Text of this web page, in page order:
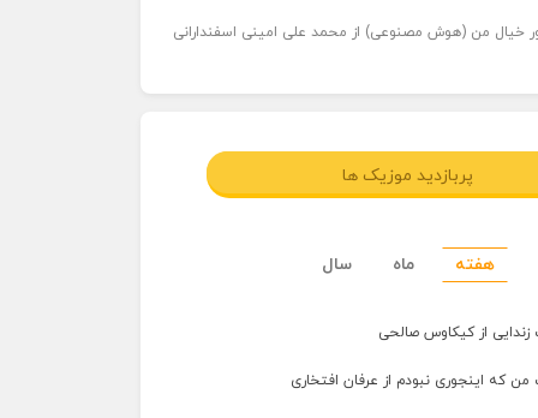
خیال من (هوش مصنوعی) از محمد علی امینی اسفندارانی
پربازدید موزیک ها
هفته ماه سال
زندایی از کیکاوس صالحی
من که اینجوری نبودم از عرفان افتخاری